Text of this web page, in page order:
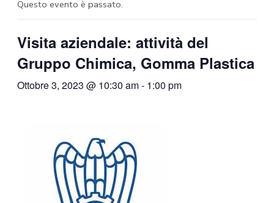
Questo evento è passato.
Visita aziendale: attività del
Gruppo Chimica, Gomma Plastica
Ottobre 3, 2023 @ 10:30 am- 1:00 pm